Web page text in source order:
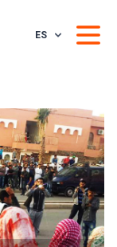
ES